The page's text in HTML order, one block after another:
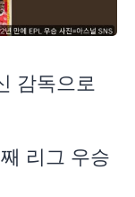
감독으로
리그 우승